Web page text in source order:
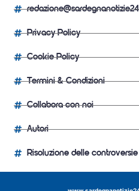
Privacy Policy
Cookie Policy
Termini & Condizioni
Collabora con noi
Autori
Risoluzione delle